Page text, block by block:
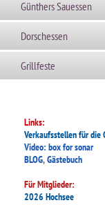
Günthers Sauessen
Dorschessen
Grillfeste
Links:
Verkaufsstellen für die
Video: box for sonar
BLOG,Gästebuch
Für Mitglieder:
2026 Hochsee